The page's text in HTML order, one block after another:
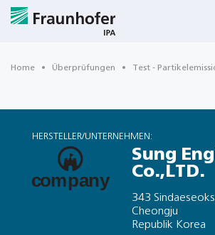
Home Überprüfungen Test -
HERSTELLER/UNTERNEHMEN:
Sung
Co.,LTD.
343
Cheongju
Republik Korea